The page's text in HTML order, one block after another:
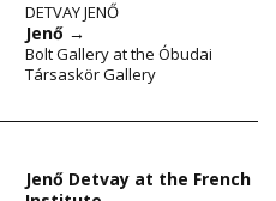
DETVAY JENŐ
Jenő →
Bolt Gallery at the Óbudai
Társaskör Gallery
Jenő Detvay at the French